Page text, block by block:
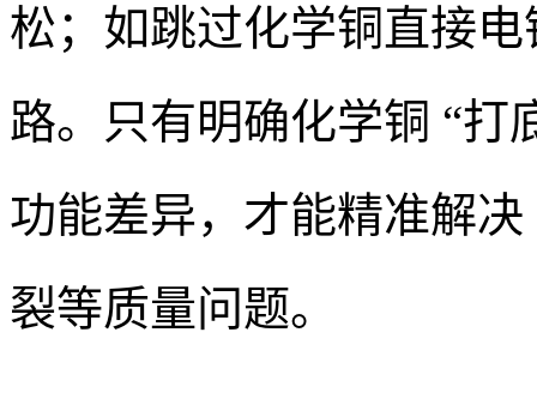
松；如跳过化学铜直接
路。只有明确化学铜 “打
功能差异，才能精准解
裂等质量问题。